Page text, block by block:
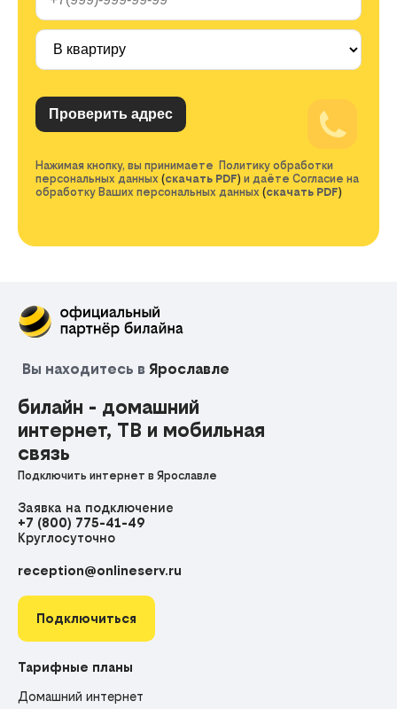
Нажимая кнопку, вы принимаете Политику обработки
персональных данных (скачать PDF) и даёте Согласие на
обработку Ваших персональных данных (скачать PDF)
Вы находитесь в Ярославле
билайн - домашний
интернет, ТВ и мобильная
связь
Подключить интернет в Ярославле
Заявка на подключение
+7 (800) 775-41-49
Круглосуточно
reception@onlineserv.ru
Подключиться
Тарифные планы
Домашний интернет